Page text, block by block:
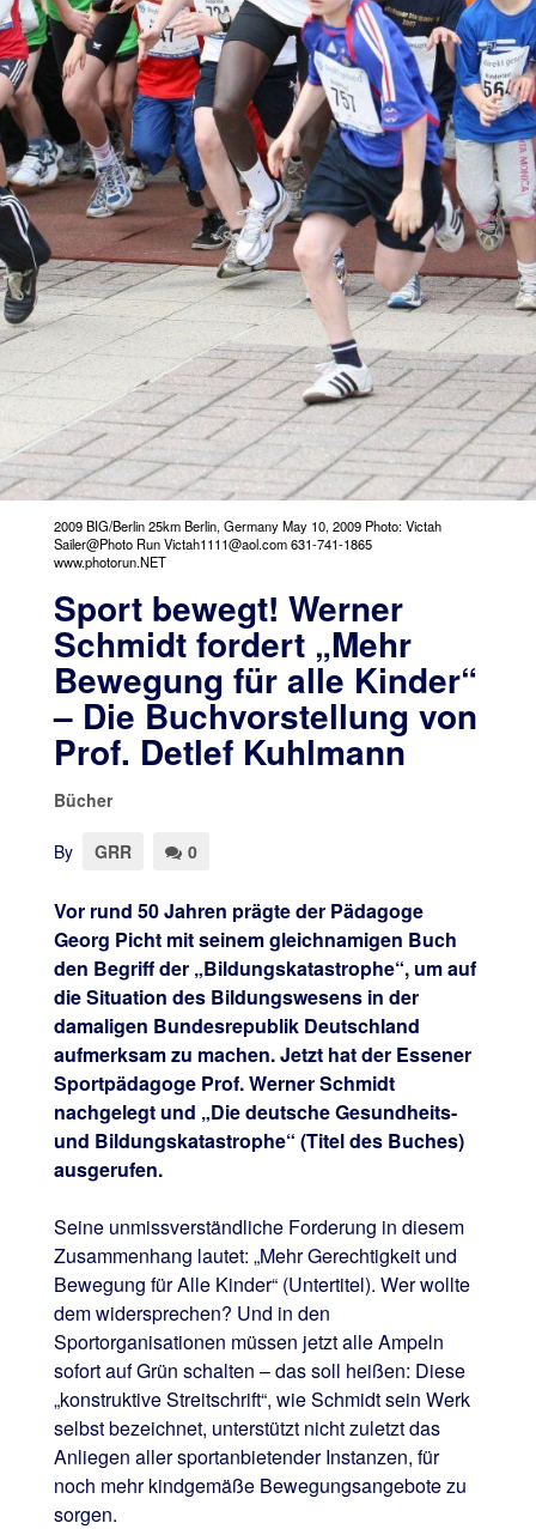
2009 BIG/Berlin 25km Berlin, Germany May 10, 2009 Photo: Victah
Sailer@Photo Run Victah1111@aol.com 631-741-1865
www.photorun.NET
Sport bewegt! Werner
Schmidt fordert „Mehr
Bewegung für alle Kinder“
– Die Buchvorstellung von
Prof. Detlef Kuhlmann
Bücher
By GRR 0
Vor rund 50 Jahren prägte der Pädagoge
Georg Picht mit seinem gleichnamigen Buch
den Begriff der „Bildungskatastrophe“, um auf
die Situation des Bildungswesens in der
damaligen Bundesrepublik Deutschland
aufmerksam zu machen. Jetzt hat der Essener
Sportpädagoge Prof. Werner Schmidt
nachgelegt und „Die deutsche Gesundheits-
und Bildungskatastrophe“ (Titel des Buches)
ausgerufen.
Seine unmissverständliche Forderung in diesem
Zusammenhang lautet: „Mehr Gerechtigkeit und
Bewegung für Alle Kinder“ (Untertitel). Wer wollte
dem widersprechen? Und in den
Sportorganisationen müssen jetzt alle Ampeln
sofort auf Grün schalten – das soll heißen: Diese
„konstruktive Streitschrift“, wie Schmidt sein Werk
selbst bezeichnet, unterstützt nicht zuletzt das
Anliegen aller sportanbietender Instanzen, für
noch mehr kindgemäße Bewegungsangebote zu
sorgen.